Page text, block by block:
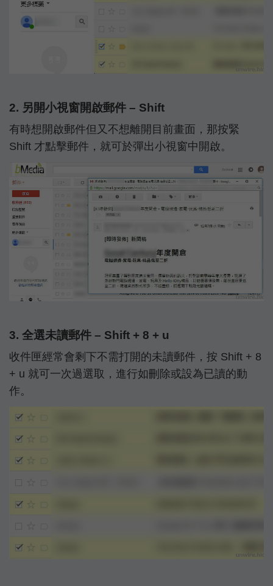
2. 另開小視窗開啟郵件 – Shift
有時想開啟郵件但又不想離開目前畫面，那按緊
Shift 才點擊郵件，就可於彈出小視窗中開啟。
3. 全選未讀郵件 – Shift + 8 + u
收件匣經常會剩下不需打開的未讀郵件，按 Shift + 8
+ u 就可一次過選取，進行如刪除或設為已讀的動
作。